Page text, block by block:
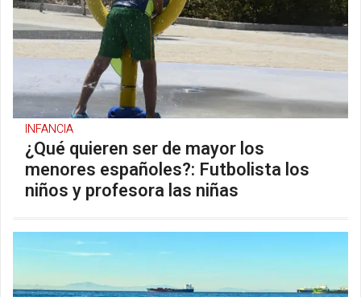
INFANCIA
¿Qué quieren ser de mayor los
menores españoles?: Futbolista los
niños y profesora las niñas